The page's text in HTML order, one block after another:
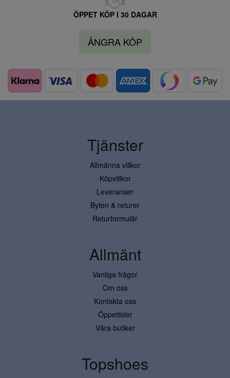
ÖPPET KÖP I 30 DAGAR
ÅNGRA KÖP
Tjänster
Allmänna villkor
Köpvillkor
Leveranser
Byten & returer
Returformulär
Allmänt
Vanliga frågor
Om oss
Kontakta oss
Öppettider
Våra butiker
Topshoes